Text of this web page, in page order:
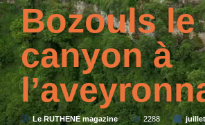
Bozouls le
canyon à
Le RUTHENE magazine 2288